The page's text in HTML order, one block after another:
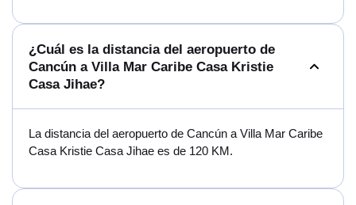
¿Cuál es la distancia del aeropuerto de
Cancún a Villa Mar Caribe Casa Kristie
Casa Jihae?
La distancia del aeropuerto de Cancún a Villa Mar Caribe
Casa Kristie Casa Jihae es de 120 KM.